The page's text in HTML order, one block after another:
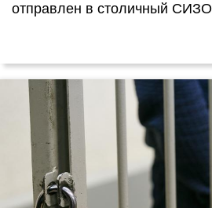
отправлен в столичный СИЗО